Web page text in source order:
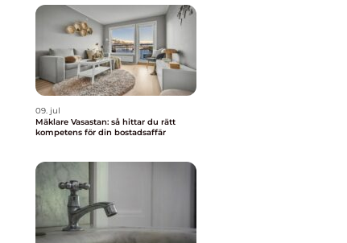
09. jul
Mäklare Vasastan: så hittar du rätt
kompetens för din bostadsaffär